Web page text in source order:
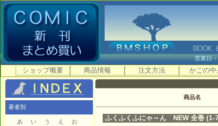
営業
ショップ概要 商品情報 注文方法 かごの中
著者別
あ い う え
お
商品名
ふくふくふにゃ～ん NEW 全巻 (1-